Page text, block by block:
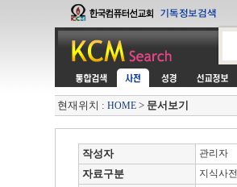
현재위치 : HOME> 문서보기
작성자 관리자
자료구분
지식사전